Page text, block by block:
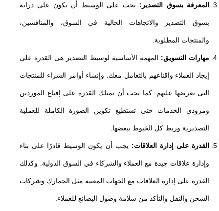
المعرفة بسوق التصدير: يجب على الوسيط أن يكون على دراية
بسوق التصدير والاتجاهات الحالية في السوق، والمنافسين،
والمنتجات المطلوبة.
مهارات التسويق: المهمة الأساسية لوسيط التصدير هى القدرة على
إيجاد العملاء واقناعهم بالتعامل معك. وإنشاء أوامر الشراء للمنتجات
التى تعرضها عليهم. كما يجب أن تمتلك القدرة على إقناع الموردين
ومزودي الخدمات حتى تستطيع تكوين الصورة الكاملة للعملية
التصديرية وربط كل الخيوط ببعضها.
القدرة على إدارة العلاقات: يجب أن يكون الوسيط قادرًا على بناء
وإدارة علاقات جيدة مع العملاء والشركاء في السوق الدولية. وكذلك
القدرة على إدارة العلاقات مع الجهات المعنية مثل الجمارك وشركات
الشحن والنقل والتأكد من سلامة وصول البضائع للعملاء.